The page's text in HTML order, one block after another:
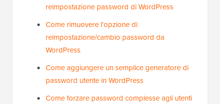
reimpostazione password di WordPress
Come rimuovere l'opzione di
reimpostazione/cambio password da
WordPress
Come aggiungere un semplice generatore di
password utente in WordPress
Come forzare password complesse agli utenti